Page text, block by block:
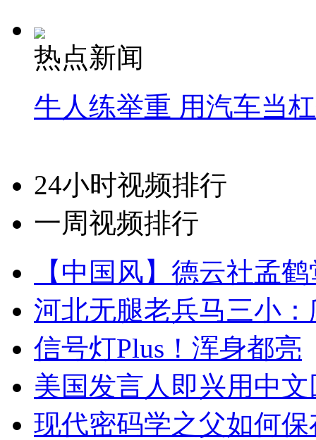
热点新闻
牛人练举重 用汽车当
24小时视频排行
一周视频排行
【中国风】德云社孟
河北无腿老兵马三小
信号灯Plus！浑身都亮
美国发言人即兴用中
现代密码学之父如何